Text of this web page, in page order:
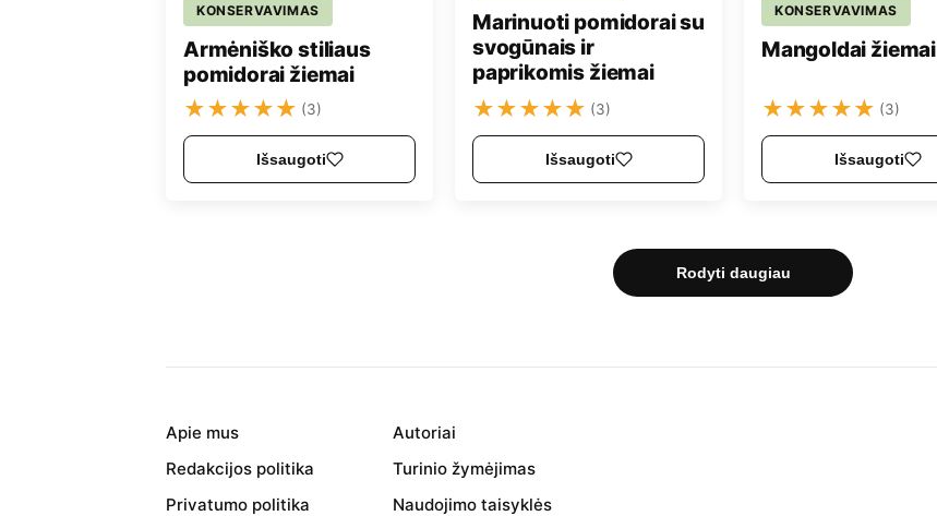
KONSERVAVIMAS
Armėniško stiliaus
pomidorai žiemai
★★★★★ (3)
Išsaugoti
Marinuoti pomidorai su
svogūnais ir
paprikomis žiemai
★★★★★ (3)
Išsaugoti
KONSERVAVIMAS
Mangoldai žiemai
★★★★★ (3)
Išsaugoti
Rodyti daugiau
Apie mus
Autoriai
Redakcijos politika
Turinio žymėjimas
Privatumo politika
Naudojimo taisyklės